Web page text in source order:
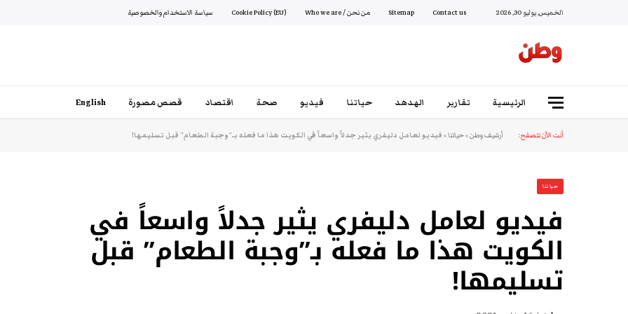
الخميس, يوليو 30, 2026 Contact us
Sitemap من نحن / Who we are Cookie Policy (EU) سياسة الاستخدام والخصوصية
الرئيسية تقارير الهدهد حياتنا فيديو صحة اقتصاد قصص مصورة English
أنت الآن تتصفح: أرشيف وطن»حياتنا»فيديو لعامل دليفري يثير جدلاً واسعاً في الكويت هذا ما فعله بـ”وجبة الطعام” قبل تسليمها!
حياتنا
فيديو لعامل دليفري يثير جدلاً واسعاً في
الكويت هذا ما فعله بـ”وجبة الطعام” قبل
تسليمها!